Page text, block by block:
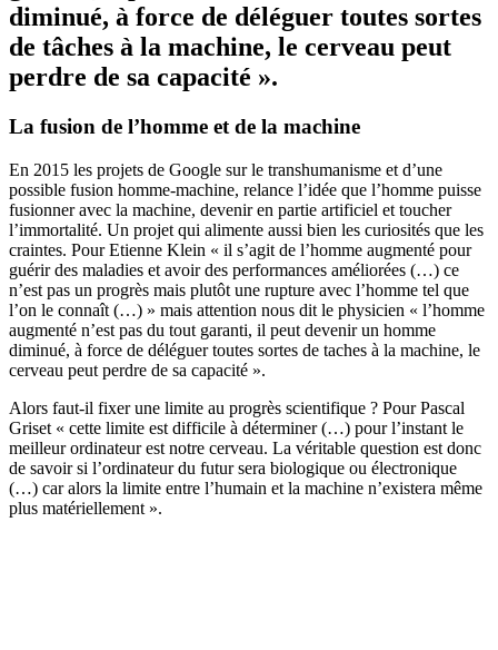
diminué, à force de déléguer toutes sortes
de tâches à la machine, le cerveau peut
perdre de sa capacité ».
La fusion de l’homme et de la machine
En 2015 les projets de Google sur le transhumanisme et d’une
possible fusion homme-machine, relance l’idée que l’homme puisse
fusionner avec la machine, devenir en partie artificiel et toucher
l’immortalité. Un projet qui alimente aussi bien les curiosités que les
craintes. Pour Etienne Klein « il s’agit de l’homme augmenté pour
guérir des maladies et avoir des performances améliorées (…) ce
n’est pas un progrès mais plutôt une rupture avec l’homme tel que
l’on le connaît (…) » mais attention nous dit le physicien « l’homme
augmenté n’est pas du tout garanti, il peut devenir un homme
diminué, à force de déléguer toutes sortes de taches à la machine, le
cerveau peut perdre de sa capacité ».
Alors faut-il fixer une limite au progrès scientifique ? Pour Pascal
Griset « cette limite est difficile à déterminer (…) pour l’instant le
meilleur ordinateur est notre cerveau. La véritable question est donc
de savoir si l’ordinateur du futur sera biologique ou électronique
(…) car alors la limite entre l’humain et la machine n’existera même
plus matériellement ».